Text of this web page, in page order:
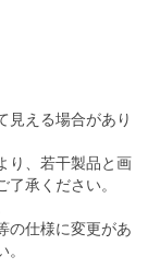
見える場合があり
り、若干製品と画
承ください。
の仕様に変更があ